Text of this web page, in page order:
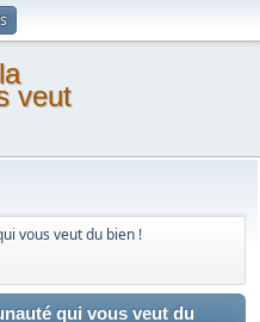
veut
vous veut du bien !
qui vous veut du